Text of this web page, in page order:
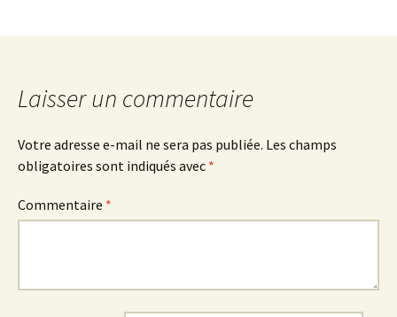
Laisser un commentaire
Votre adresse e-mail ne sera pas publiée. Les champs
obligatoires sont indiqués avec *
Commentaire *